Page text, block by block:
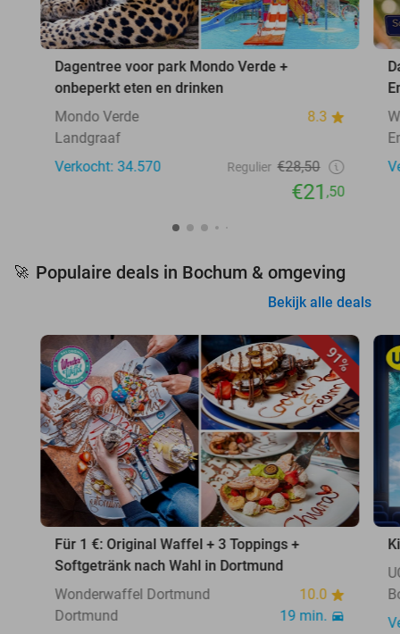
Dagentree voor park Mondo Verde +
onbeperkt eten en drinken
Mondo Verde
8.3
Landgraaf
Verkocht: 34.570
Regulier €28,50
€21,50
🚀 Populaire deals in Bochum & omgeving
Bekijk alle deals
91%
Für 1 €: Original Waffel + 3 Toppings +
Softgetränk nach Wahl in Dortmund
Wonderwaffel Dortmund
10.0
Dortmund
19 min.